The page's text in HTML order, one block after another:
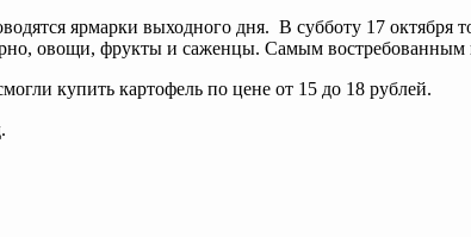
ярмарки выходного дня. В субботу 17
овощи, фрукты и саженцы. Самым востребованным
купить картофель по цене от 15 до 18 рублей.